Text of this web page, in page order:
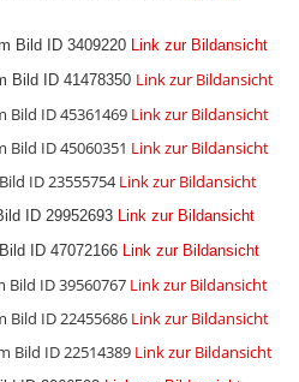
Bild ID 3409220 Link zur Bildansicht
Bild ID 41478350 Link zur Bildansicht
Bild ID 45361469 Link zur Bildansicht
ID 45060351 Link zur Bildansicht
ID 23555754Link zur Bildansicht
ID 29952693 Link zur Bildansicht
ID 47072166 Link zur Bildansicht
ID 39560767 Link zur Bildansicht
Bild ID 22455686 Link zur Bildansicht
Bild ID 22514389 Link zur Bildansicht